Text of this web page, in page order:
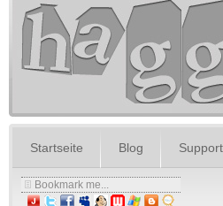
Startseite Blog
Bookmark me...